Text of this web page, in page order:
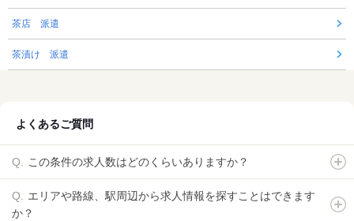
茶店 派遣
茶漬け 派遣
よくあるご質問
この条件の求人数はどのくらいありますか？
エリアや路線、駅周辺から求人情報を探すことはできます
か？